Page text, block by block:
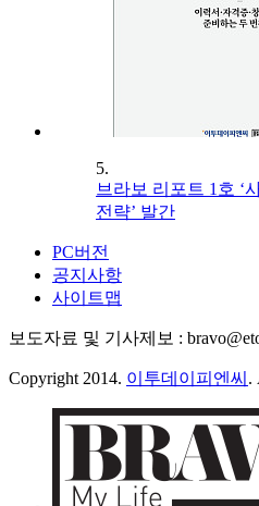
5.
브라보 리포트 1호 ‘
전략’ 발간
PC버전
공지사항
사이트맵
보도자료 및 기사제보 :
Copyright 2014. 이투데이피엔씨 .